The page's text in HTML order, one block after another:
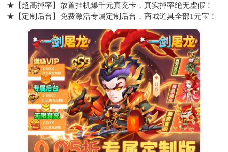
★【超高掉率】放置挂机爆千元真充卡，真实掉率绝无虚假！
★【定制后台】免费激活专属定制后台，商城道具全部1元宝！